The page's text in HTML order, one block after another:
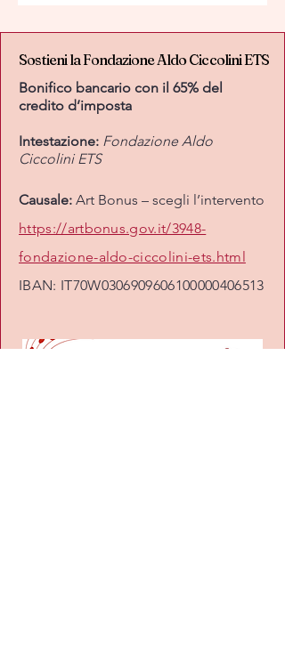
Sostieni la Fondazione Aldo Ciccolini ETS
Sostieni la Fondazione Aldo Ciccolini ETS
Bonifico bancario con il 65% del
credito d’imposta
Intestazione: Fondazione Aldo
Ciccolini ETS
Causale: Art Bonus – scegli l’intervento
https://artbonus.gov.it/3948-
fondazione-aldo-ciccolini-ets.html
IBAN: IT70W0306909606100000406513